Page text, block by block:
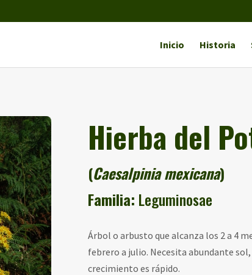
Inicio Historia
Hierba del
(Caesalpinia mexicana)
Familia: Leguminosae
Árbol o arbusto que alcanza los 2 a 4
febrero a julio. Necesita abundante
crecimiento es rápido.